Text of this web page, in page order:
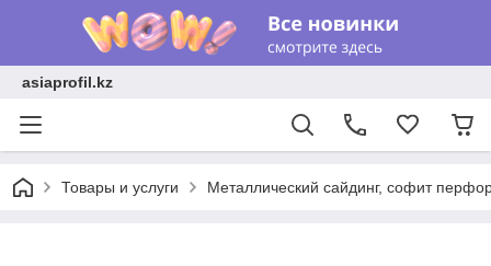
asiaprofil.kz
Товары и услуги Металлический сайдинг, софит